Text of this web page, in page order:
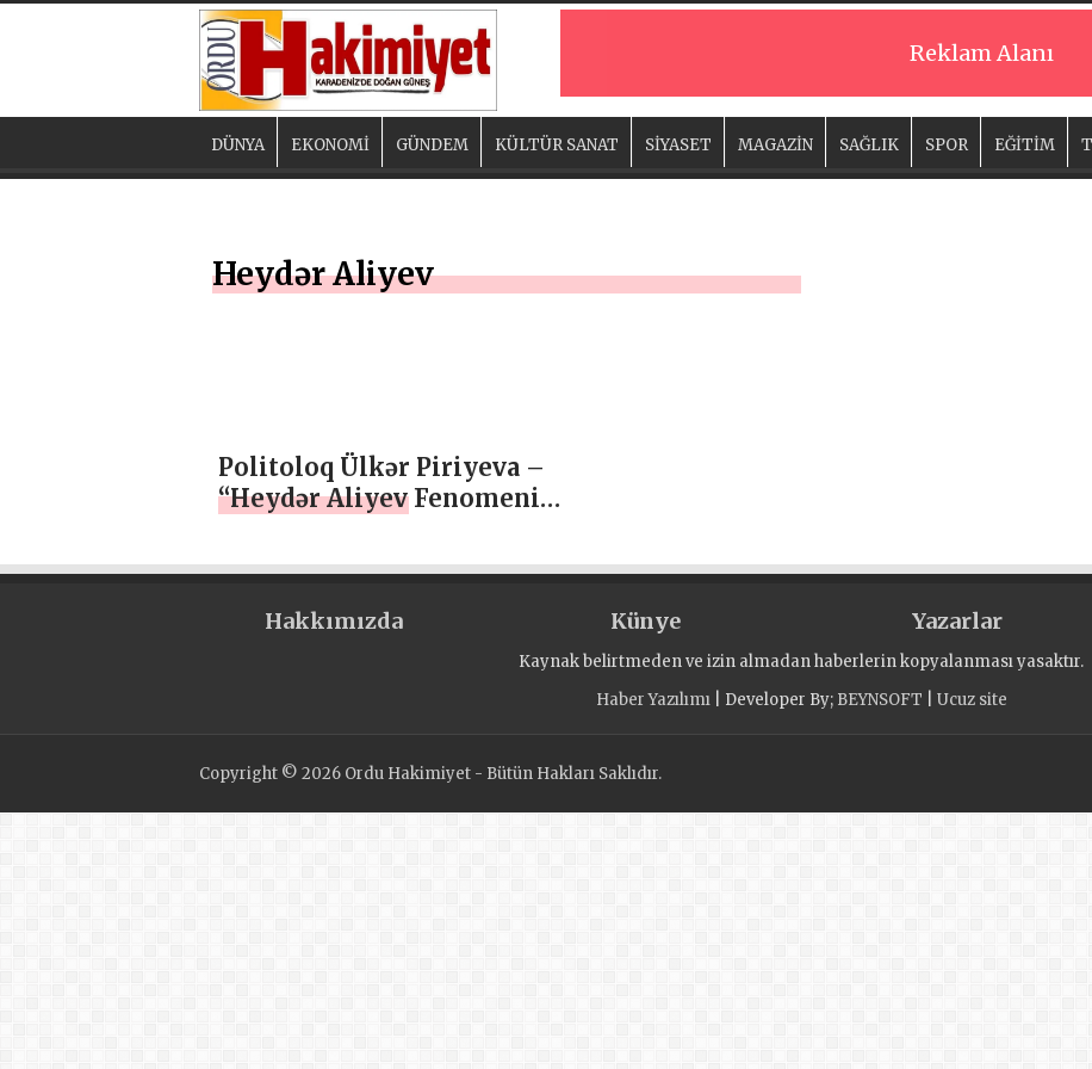
Reklam Alanı
DÜNYA EKONOMİ GÜNDEM KÜLTÜR SANAT SİYASET MAGAZİN SAĞLIK SPOR EĞİTİM
Heydər Aliyev
Politoloq Ülkər Piriyeva –
“Heydər Aliyev Fenomeni
ARAŞTIRMA
Hakkımızda Künye Yazarlar
Kaynak belirtmeden ve izin almadan haberlerin kopyalanması yasaktır.
Haber Yazılımı| Developer By; BEYNSOFT Ucuz site
Copyright © 2026 Ordu Hakimiyet - Bütün Hakları Saklıdır.